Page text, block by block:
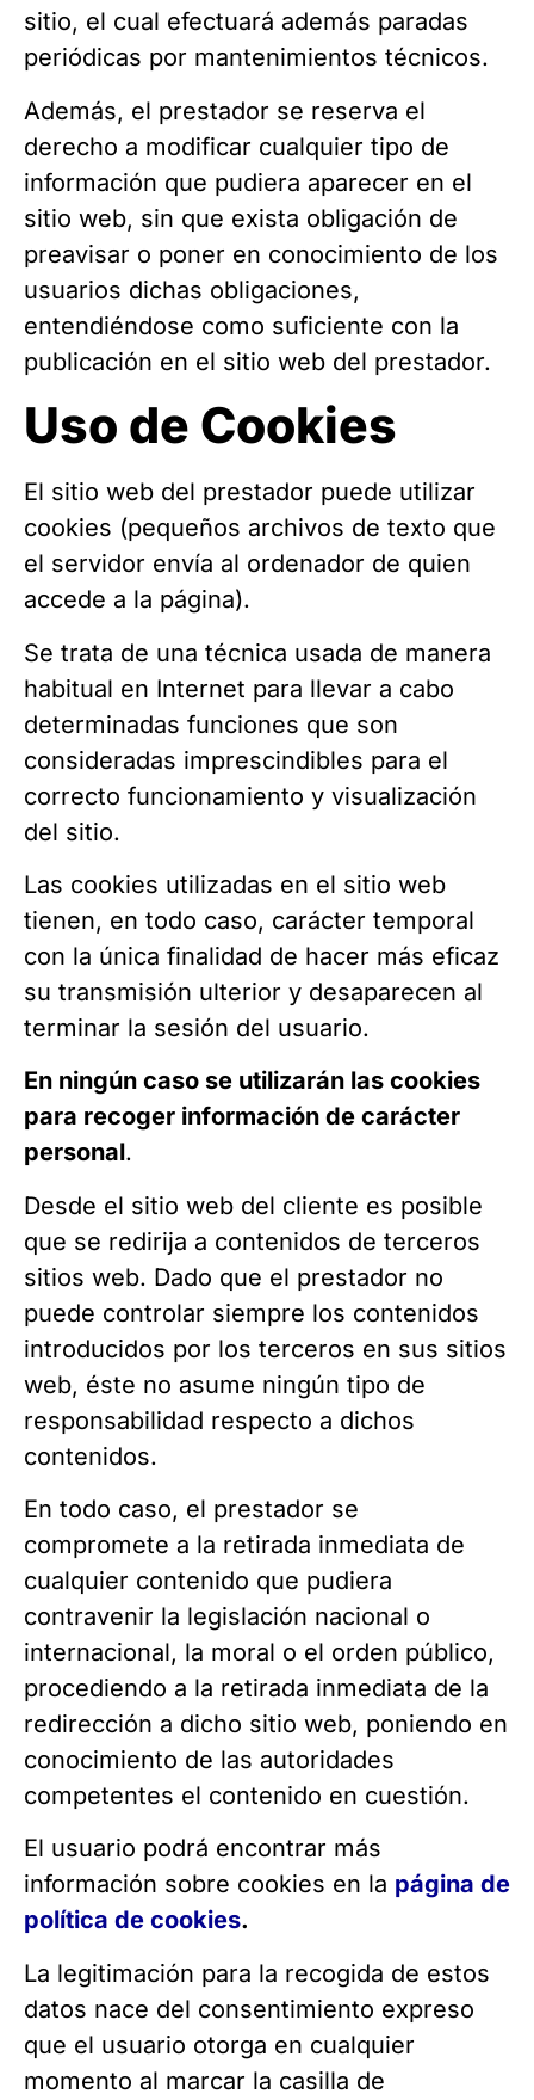
sitio, el cual efectuará además paradas
periódicas por mantenimientos técnicos.
Además, el prestador se reserva el
derecho a modificar cualquier tipo de
información que pudiera aparecer en el
sitio web, sin que exista obligación de
preavisar o poner en conocimiento de los
usuarios dichas obligaciones,
entendiéndose como suficiente con la
publicación en el sitio web del prestador.
Uso de Cookies
El sitio web del prestador puede utilizar
cookies (pequeños archivos de texto que
el servidor envía al ordenador de quien
accede a la página).
Se trata de una técnica usada de manera
habitual en Internet para llevar a cabo
determinadas funciones que son
consideradas imprescindibles para el
correcto funcionamiento y visualización
del sitio.
Las cookies utilizadas en el sitio web
tienen, en todo caso, carácter temporal
con la única finalidad de hacer más eficaz
su transmisión ulterior y desaparecen al
terminar la sesión del usuario.
En ningún caso se utilizarán las cookies
para recoger información de carácter
personal.
Desde el sitio web del cliente es posible
que se redirija a contenidos de terceros
sitios web. Dado que el prestador no
puede controlar siempre los contenidos
introducidos por los terceros en sus sitios
web, éste no asume ningún tipo de
responsabilidad respecto a dichos
contenidos.
En todo caso, el prestador se
compromete a la retirada inmediata de
cualquier contenido que pudiera
contravenir la legislación nacional o
internacional, la moral o el orden público,
procediendo a la retirada inmediata de la
redirección a dicho sitio web, poniendo en
conocimiento de las autoridades
competentes el contenido en cuestión.
El usuario podrá encontrar más
información sobre cookies en la página de
política de cookies.
La legitimación para la recogida de estos
datos nace del consentimiento expreso
que el usuario otorga en cualquier
momento al marcar la casilla de